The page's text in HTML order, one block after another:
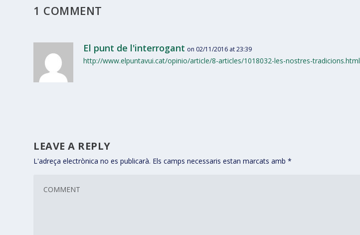
1 COMMENT
El punt de l'interrogant on 02/11/2016 at 23:39
http://www.elpuntavui.cat/opinio/article/8-articles/1018032-les-nostres-tradicions.html
LEAVE A REPLY
L'adreça electrònica no es publicarà. Els camps necessaris estan marcats amb*